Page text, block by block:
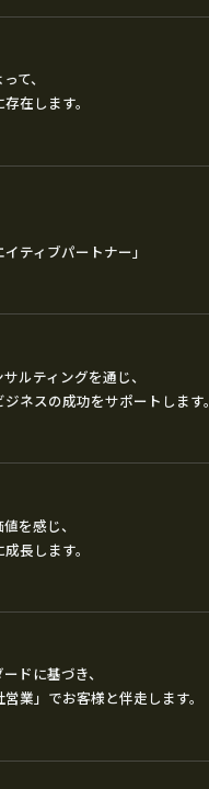
て、
在します。
ティブパートナー」
ルティングを通じ、
ネスの成功をサポートします。
を感じ、
長します。
ドに基づき、
業」でお客様と伴走します。